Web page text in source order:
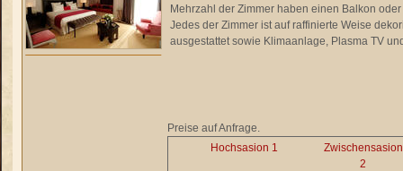
Mehrzahl der Zimmer haben einen Balkon
Jedes der Zimmer ist auf raffinierte Weise
ausgestattet sowie Klimaanlage, Plasma TV
Preise auf Anfrage.
Hochsasion 1
Zwischensasion
2